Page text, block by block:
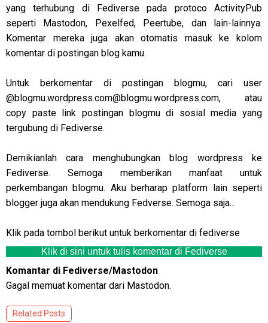
yang terhubung di Fediverse pada protoco ActivityPub
seperti Mastodon, Pexelfed, Peertube, dan lain-lainnya.
Komentar mereka juga akan otomatis masuk ke kolom
komentar di postingan blog kamu.
Untuk berkomentar di postingan blogmu, cari user
@blogmu.wordpress.com@blogmu.wordpress.com, atau
copy paste link postingan blogmu di sosial media yang
tergubung di Fediverse.
Demikianlah cara menghubungkan blog wordpress ke
Fediverse. Semoga memberikan manfaat untuk
perkembangan blogmu. Aku berharap platform lain seperti
blogger juga akan mendukung Fedverse. Semoga saja...
Klik pada tombol berikut untuk berkomentar di fediverse
Klik di sini untuk tulis komentar di Fediverse
Komantar di Fediverse/Mastodon
Gagal memuat komentar dari Mastodon.
Related Posts